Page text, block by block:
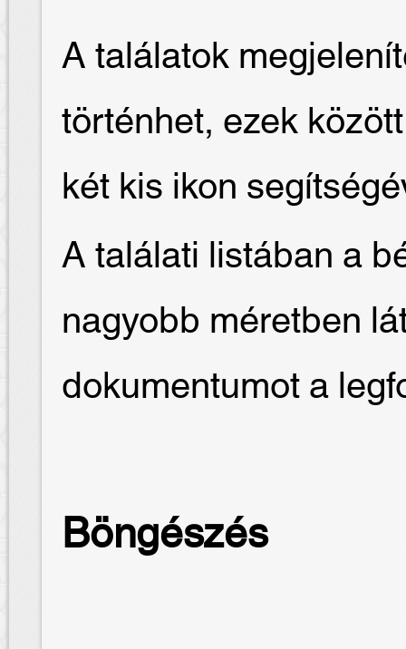
A találatok
történhet, ezek
két kis ikon
A találati listában a
nagyobb méretben
dokumentumot a
Böngészés